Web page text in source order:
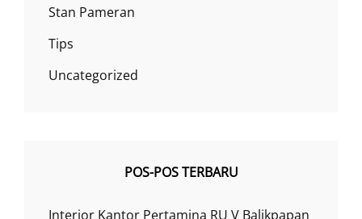
Stan Pameran
Tips
Uncategorized
POS-POS TERBARU
Interior Kantor Pertamina RU V Balikpapan